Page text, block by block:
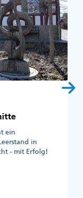
ein
in
- mit Erfolg!